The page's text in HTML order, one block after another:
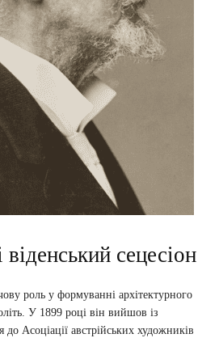
сецесіон
роль у формуванні архітектурного
У 1899 році він вийшов із
Асоціації австрійських художників